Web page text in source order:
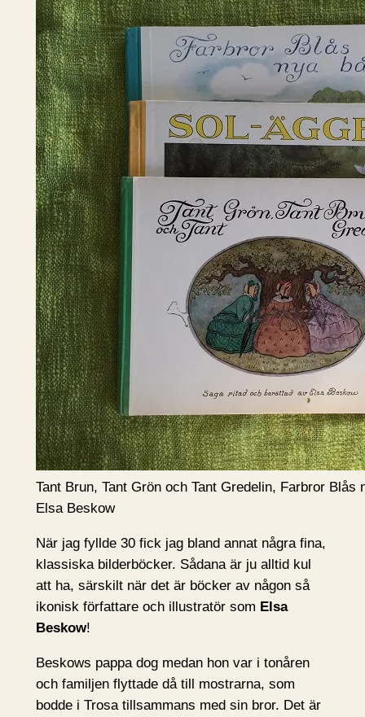
Tant Brun, Tant Grön och Tant Gredelin, Farbror Blås
Elsa Beskow
När jag fyllde 30 fick jag bland annat några fina,
klassiska bilderböcker. Sådana är ju alltid kul
att ha, särskilt när det är böcker av någon så
ikonisk författare och illustratör som Elsa
Beskow!
Beskows pappa dog medan hon var i tonåren
och familjen flyttade då till mostrarna, som
bodde i Trosa tillsammans med sin bror. Det är